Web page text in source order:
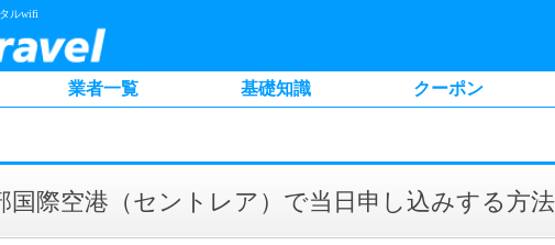
ルwifi
業者一覧 基礎知識 クーポン
国際空港（セントレア）で当日申し込みする方法